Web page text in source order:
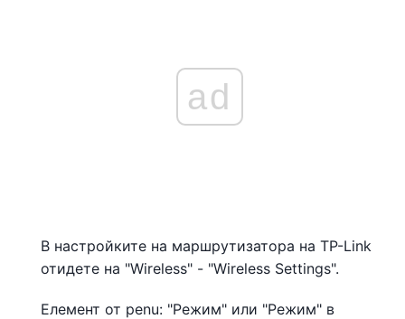
ad
В настройките на маршрутизатора на TP-Link
отидете на "Wireless" - "Wireless Settings".
Елемент от penu: "Режим" или "Режим" в